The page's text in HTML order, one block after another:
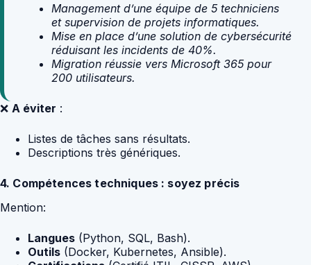
Management d’une équipe de 5 techniciens
et supervision de projets informatiques.
Mise en place d’une solution de cybersécurité
réduisant les incidents de 40%.
Migration réussie vers Microsoft 365 pour
200 utilisateurs.
❌ A éviter :
Listes de tâches sans résultats.
Descriptions très génériques.
4. Compétences techniques : soyez précis
Mention:
Langues (Python, SQL, Bash).
Outils (Docker, Kubernetes, Ansible).